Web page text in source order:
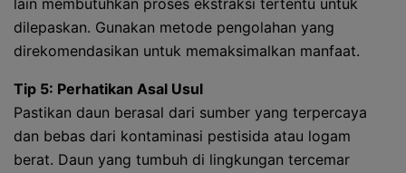
lain membutuhkan proses ekstraksi tertentu untuk
dilepaskan. Gunakan metode pengolahan yang
direkomendasikan untuk memaksimalkan manfaat.
Tip 5: Perhatikan Asal Usul
Pastikan daun berasal dari sumber yang terpercaya
dan bebas dari kontaminasi pestisida atau logam
berat. Daun yang tumbuh di lingkungan tercemar